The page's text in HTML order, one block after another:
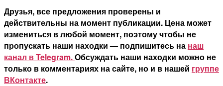
Друзья, все предложения проверены и
действительны на момент публикации. Цена может
измениться в любой момент, поэтому чтобы не
пропускать наши находки — подпишитесь на наш
канал в Telegram.Обсуждать наши находки можно не
только в комментариях на сайте, но и в нашей группе
ВКонтакте.